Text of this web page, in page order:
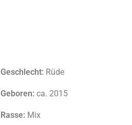
Geschlecht:Rüde
Geboren:ca. 2015
Rasse:Mix